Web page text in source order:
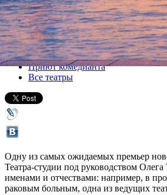
24 сентября 2011, суббота,19.00
Версия для печати
Все спектакли
Приют комедианта
Все театры
Одну из самых ожидаемых премьер
Театра-студии под руководством
именами и отчествами: например, в
раковым больным, одна из ведущих